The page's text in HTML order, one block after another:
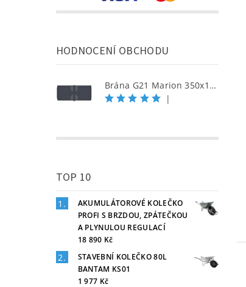
HODNOCENÍ OBCHODU
Brána G21 Marion 350x158 cm dvoukřídlá, antracitová
|
TOP 10
AKUMULÁTOROVÉ KOLEČKO
PROFI S BRZDOU, ZPÁTEČKOU
A PLYNULOU REGULACÍ
18 890 Kč
STAVEBNÍ KOLEČKO 80L
BANTAM KS01
1 977 Kč